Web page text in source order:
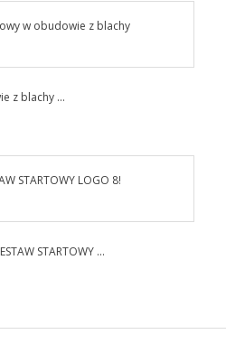
z blachy ...
STARTOWY ...